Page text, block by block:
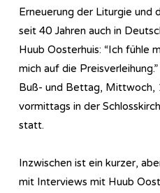
Erneuerung der Liturgie und
seit 40 Jahren auch in
Huub Oosterhuis: “Ich fühle
mich auf die
Buß- und Bettag, Mittwoch,
vormittags in der
statt.
Inzwischen ist ein kurzer,
mit Interviews mit Huub